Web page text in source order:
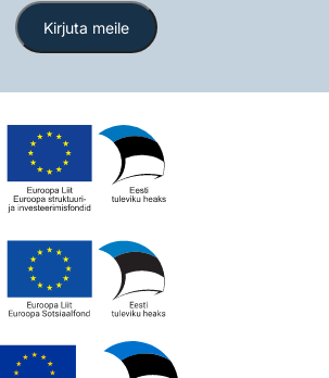
Kirjuta meile